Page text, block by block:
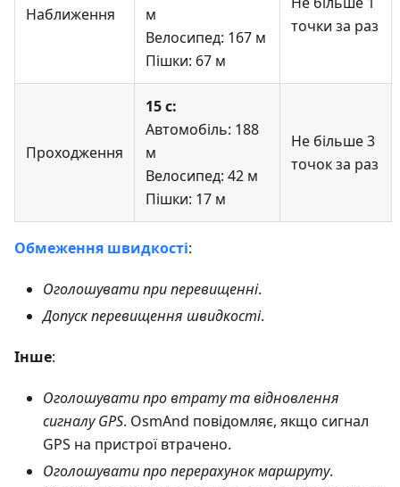
Наближення
м
Велосипед: 167 м
Пішки: 67 м
точки за раз
Проходження
15 с:
Автомобіль: 188
м
Велосипед: 42 м
Пішки: 17 м
Не більше 3
точок за раз
Обмеження швидкості:
Оголошувати при перевищенні.
Допуск перевищення швидкості.
Інше:
Оголошувати про втрату та відновлення
сигналу GPS. OsmAnd повідомляє, якщо сигнал
GPS на пристрої втрачено.
Оголошувати про перерахунок маршруту.